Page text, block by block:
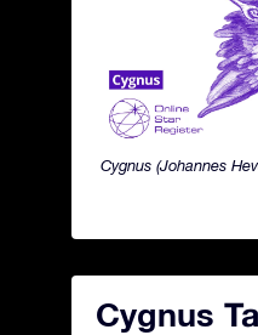
Cygnus (Johannes
Cygnus